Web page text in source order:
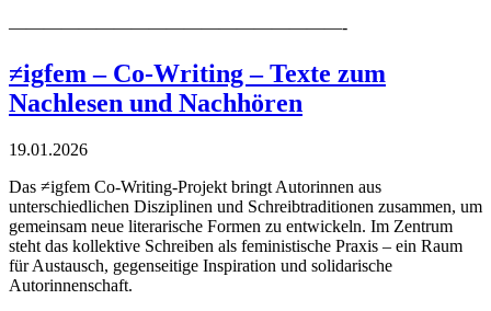
———————————————————-
≠igfem – Co-Writing – Texte zum
Nachlesen und Nachhören
19.01.2026
Das ≠igfem Co-Writing-Projekt bringt Autorinnen aus
unterschiedlichen Disziplinen und Schreibtraditionen zusammen, um
gemeinsam neue literarische Formen zu entwickeln. Im Zentrum
steht das kollektive Schreiben als feministische Praxis – ein Raum
für Austausch, gegenseitige Inspiration und solidarische
Autorinnenschaft.